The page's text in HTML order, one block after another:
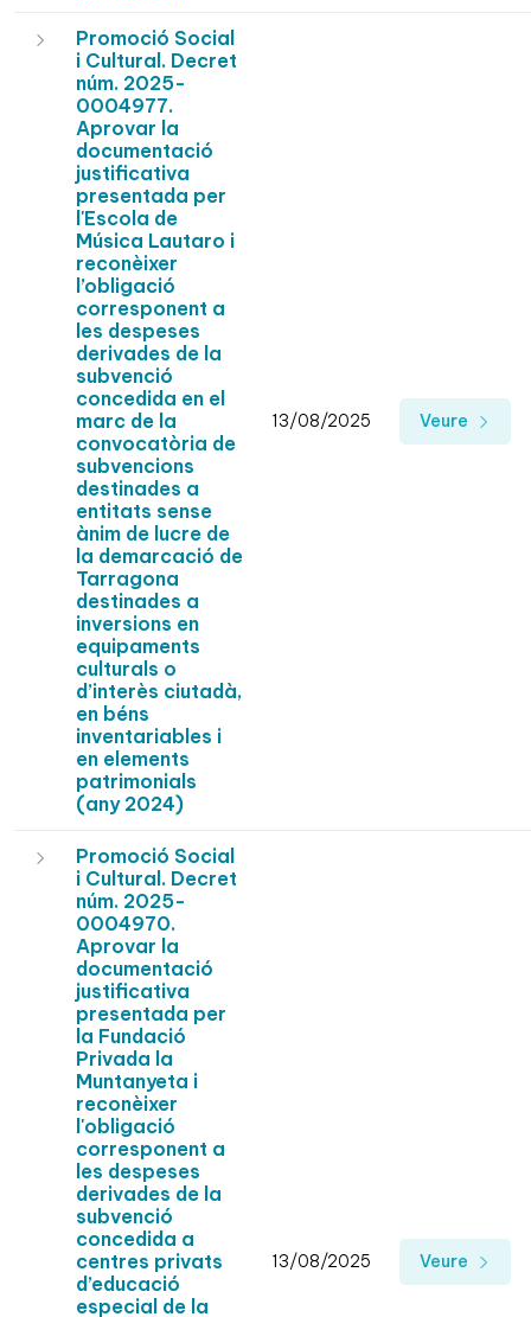
Promoció Social
i Cultural. Decret
núm. 2025-
0004977.
Aprovar la
documentació
justificativa
presentada per
l'Escola de
Música Lautaro i
reconèixer
l’obligació
corresponent a
les despeses
derivades de la
subvenció
concedida en el
marc de la
convocatòria de
subvencions
destinades a
entitats sense
ànim de lucre de
la demarcació de
Tarragona
destinades a
inversions en
equipaments
culturals o
d’interès ciutadà,
en béns
inventariables i
en elements
patrimonials
(any 2024)
13/08/2025 Veure
Promoció Social
i Cultural. Decret
núm. 2025-
0004970.
Aprovar la
documentació
justificativa
presentada per
la Fundació
Privada la
Muntanyeta i
reconèixer
l'obligació
corresponent a
les despeses
derivades de la
subvenció
concedida a
centres privats
d’educació
especial de la
13/08/2025 Veure